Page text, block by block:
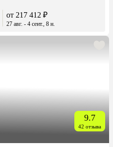
от 217 412 ₽
27 авг. - 4 сент., 8 н.
9.7
42 отзыва